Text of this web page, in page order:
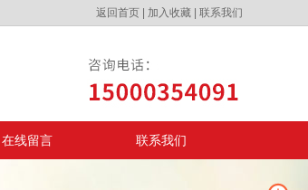
返回首页 加入收藏 联系我们
在线留言 联系我们